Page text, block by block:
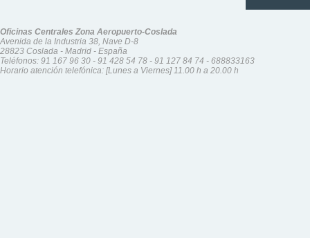
Oficinas Centrales Zona Aeropuerto-Coslada
Avenida de la Industria 38, Nave D-8
28823 Coslada - Madrid - España
Teléfonos: 91 167 96 30 - 91 428 54 78 - 91 127 84 74 - 688833163
Horario atención telefónica: [Lunes a Viernes] 11.00 h a 20.00 h